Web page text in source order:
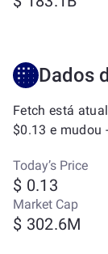
Dados
Fetch está
$0.13 e mudou
Today’s Price
$ 0.13
Market Cap
$ 302.6M